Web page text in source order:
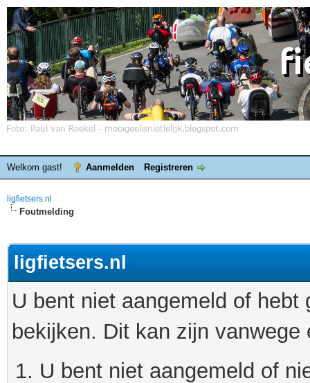
Welkom gast! Aanmelden Registreren
ligfietsers.nl
Foutmelding
ligfietsers.nl
U bent niet aangemeld of
bekijken. Dit kan zijn
U bent niet aangemeld of